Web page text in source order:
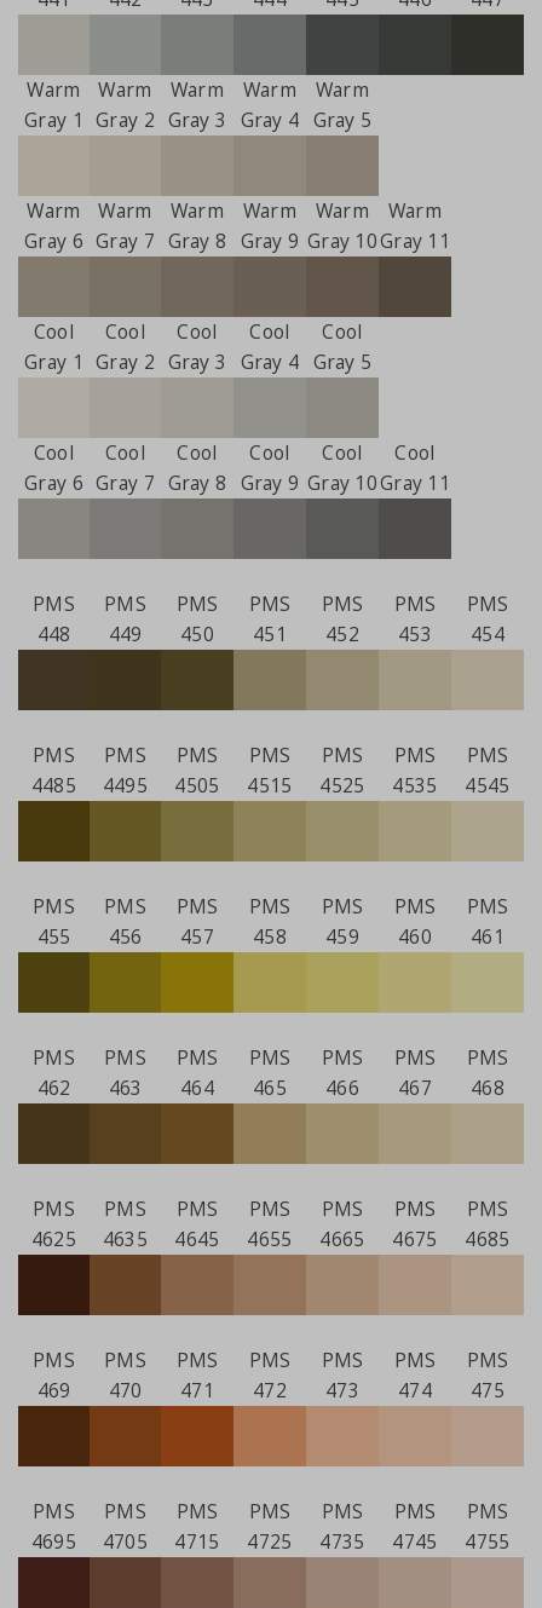
Warm
Gray 1
Warm
Gray 2
Warm
Gray 3
Warm
Gray 4
Warm
Gray 5
Warm
Gray 6
Warm
Gray 7
Warm
Gray 8
Warm
Gray 9
Warm
Gray 10
Warm
Gray 11
Cool
Gray 1
Cool
Gray 2
Cool
Gray 3
Cool
Gray 4
Cool
Gray 5
Cool
Gray 6
Cool
Gray 7
Cool
Gray 8
Cool
Gray 9
Cool
Gray 10
Cool
Gray 11
PMS
448
PMS
449
PMS
450
PMS
451
PMS
452
PMS
453
PMS
454
PMS
4485
PMS
4495
PMS
4505
PMS
4515
PMS
4525
PMS
4535
PMS
4545
PMS
455
PMS
456
PMS
457
PMS
458
PMS
459
PMS
460
PMS
461
PMS
462
PMS
463
PMS
464
PMS
465
PMS
466
PMS
467
PMS
468
PMS
4625
PMS
4635
PMS
4645
PMS
4655
PMS
4665
PMS
4675
PMS
4685
PMS
469
PMS
470
PMS
471
PMS
472
PMS
473
PMS
474
PMS
475
PMS
4695
PMS
4705
PMS
4715
PMS
4725
PMS
4735
PMS
4745
PMS
4755